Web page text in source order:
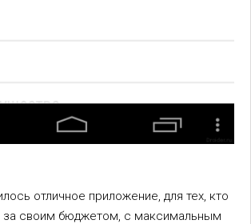
отличное приложение, для тех, кто
за своим бюджетом, c максимальным